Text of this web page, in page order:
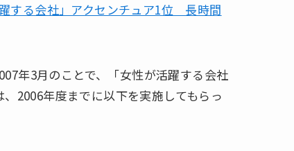
する会社」アクセンチュア1位 長時間
年3月のことで、「女性が活躍する会社
2006年度までに以下を実施してもらっ